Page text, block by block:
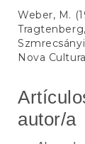
Weber, M.
Nova
autor/a